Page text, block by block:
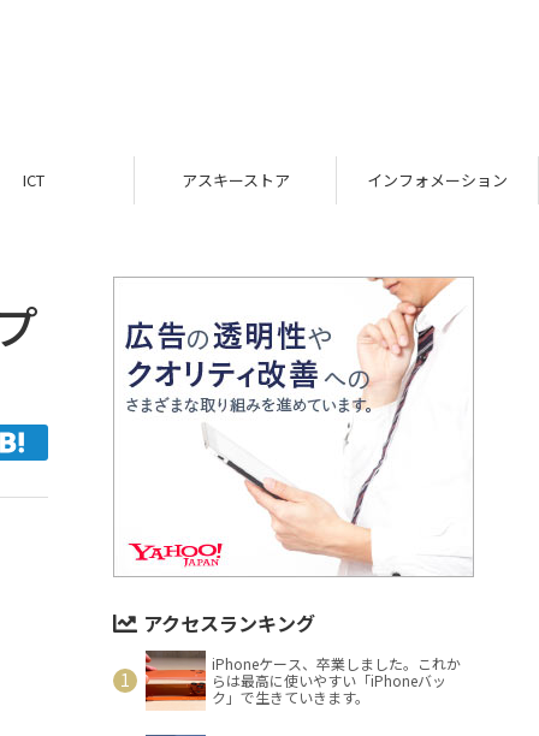
ICT アスキーストア インフォメーション
アクセスランキング
iPhoneケース、卒業しました。これか
らは最高に使いやすい「iPhoneバッ
ク」で生きていきます。